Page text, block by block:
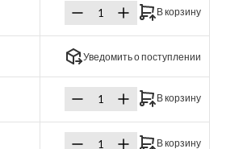
В корзину
Уведомить о поступлении
В корзину
В корзину